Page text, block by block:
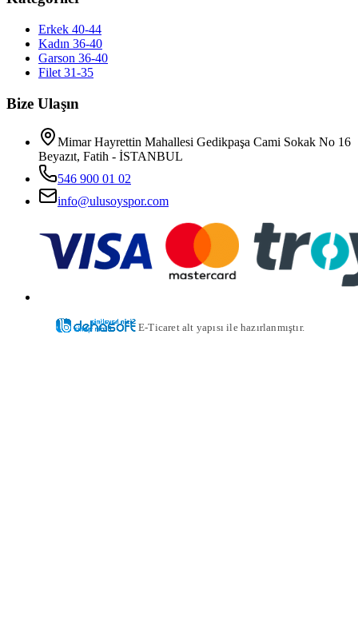
Erkek 40-44
Kadın 36-40
Garson 36-40
Filet 31-35
Bize Ulaşın
Mimar Hayrettin Mahallesi Gedikpaşa Cami Sokak No 16
Beyazıt, Fatih - İSTANBUL
546 900 01 02
info@ulusoyspor.com
E-Ticaret alt yapısı ile hazırlanmıştır.